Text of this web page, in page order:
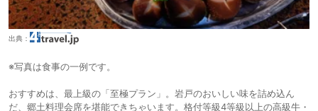
出典：
※写真は食事の一例です。
おすすめは、最上級の「至極プラン」。岩戸のおいしい味を詰め込ん
だ、郷土料理会席を堪能できちゃいます。格付等級4等級以上の高級牛・